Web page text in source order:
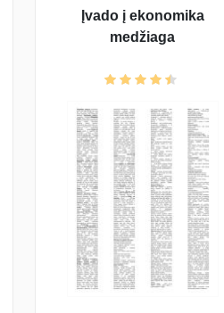
Įvado į ekonomika
medžiaga